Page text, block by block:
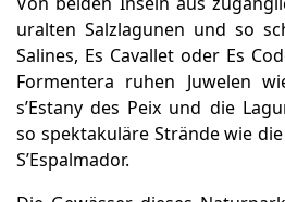
uralten Salzlagunen und so
Salines, Es Cavallet oder Es
Formentera ruhen Juwelen
s’Estany des Peix und die
so spektakuläre Strände wie
S’Espalmador.